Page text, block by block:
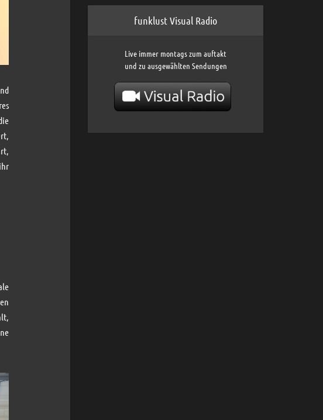
funklust Visual Radio
Live immer montags zum auftakt
und zu ausgewählten Sendungen